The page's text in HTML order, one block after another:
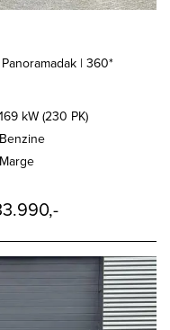
| 360*
169 kW (230 PK)
Benzine
Marge